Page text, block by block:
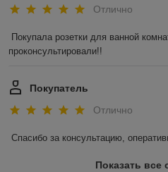
Отлично
Покупала розетки для ванной
проконсультировали!!
Покупатель
Отлично
Спасибо за консультацию,
Показать все